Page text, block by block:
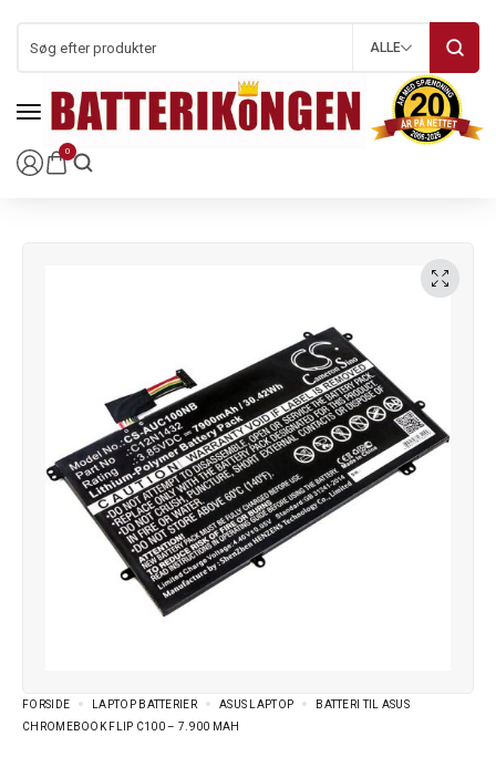
0
ALLE
FORSIDE LAPTOP BATTERIER ASUS LAPTOP
BATTERI TIL ASUS
CHROMEBOOK FLIP C100 – 7.900 MAH